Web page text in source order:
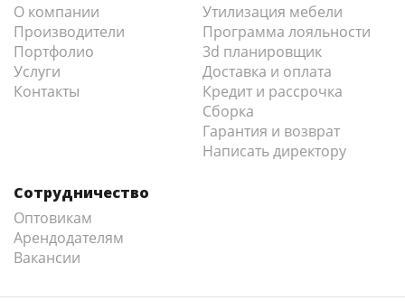
О компании
Производители
Портфолио
Услуги
Контакты
Утилизация мебели
Программа лояльности
3d планировщик
Доставка и оплата
Кредит и рассрочка
Сборка
Гарантия и возврат
Написать директору
Сотрудничество
Оптовикам
Арендодателям
Вакансии